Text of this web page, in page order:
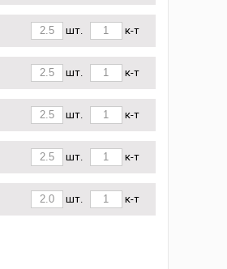
шт. к-т
шт. к-т
шт. к-т
шт. к-т
шт. к-т